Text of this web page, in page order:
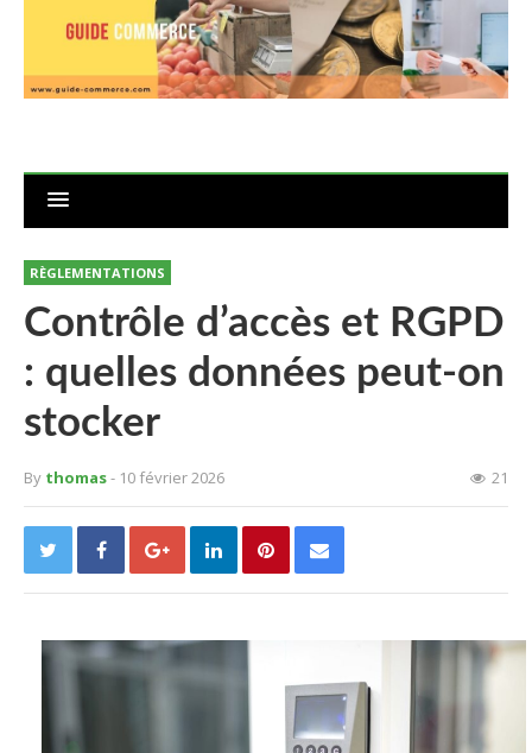
RÈGLEMENTATIONS
Contrôle d’accès et RGPD
: quelles données peut-on
stocker
By thomas- 10 février 2026 21